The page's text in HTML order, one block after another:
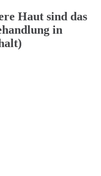
Haut sind das
in